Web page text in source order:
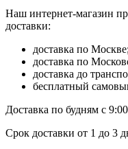
Наш интернет-магазин
доставки:
доставка по Москве;
доставка по
доставка до
бесплатный
Доставка по будням с
Срок доставки от 1 до 3